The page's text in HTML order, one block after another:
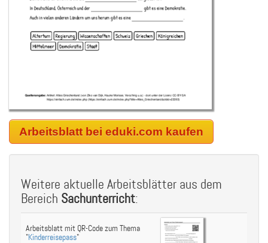
Arbeitsblatt bei eduki.com kaufen
Weitere aktuelle Arbeitsblätter aus dem
Bereich Sachunterricht:
Arbeitsblatt mit QR-Code zum Thema
"Kinderreisepass"